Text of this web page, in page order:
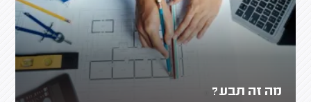
מה זה תבע?